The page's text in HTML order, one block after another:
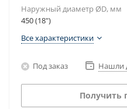
Наружный диаметр ØD, мм
450 (18")
Все характеристики
Под заказ Нашли
Получить